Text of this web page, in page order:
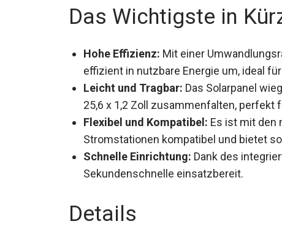
Das Wichtigste in
Hohe Effizienz: Mit einer
effizient in nutzbare Energie um, ideal
Leicht und Tragbar: Das Solarpanel
25,6 x 1,2 Zoll zusammenfalten, perfekt
Flexibel und Kompatibel: Es ist mit den
Stromstationen kompatibel und bietet
Schnelle Einrichtung: Dank des
Sekundenschnelle einsatzbereit.
Details